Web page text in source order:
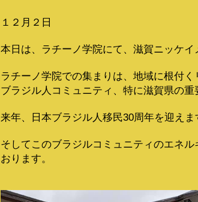
１２月２日
本日は、ラチーノ学院にて、滋賀ニッケイ
ラチーノ学院での集まりは、地域に根付
ブラジル人コミュニティ、特に滋賀県の
来年、日本ブラジル人移民30周年を迎えま
そしてこのブラジルコミュニティのエネ
おります。